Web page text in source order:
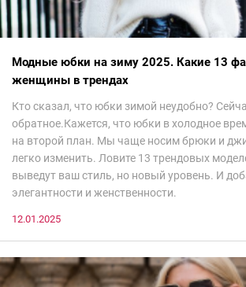
Модные юбки на зиму 2025. Какие 13
женщины в трендах
Кто сказал, что юбки зимой неудобно?
обратное.Кажется, что юбки в холодное
на второй план. Мы чаще носим брюки и
легко изменить. Ловите 13 трендовых
выведут ваш стиль, но новый уровень. И
элегантности и женственности.
12.01.2025